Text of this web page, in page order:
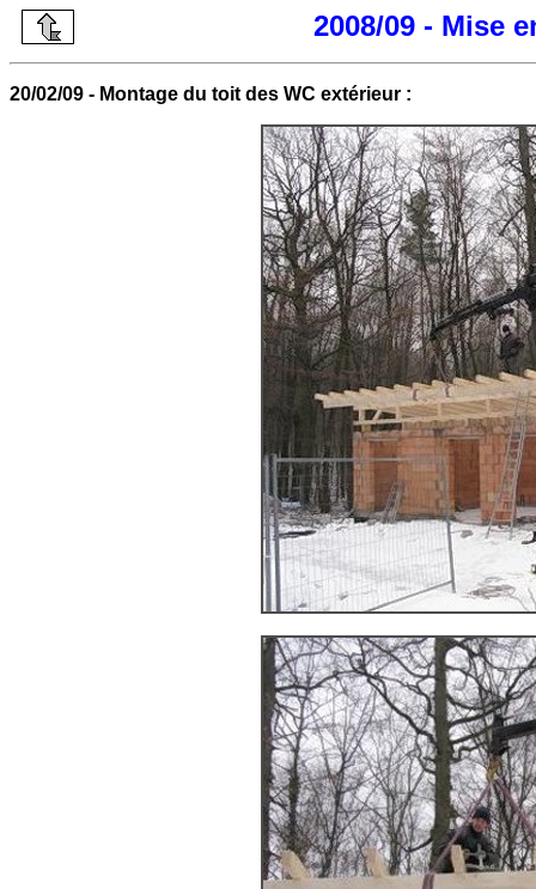
2008/09 - Mise
20/02/09 - Montage du toit des WC extérieur :